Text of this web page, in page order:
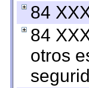
84
84
otros